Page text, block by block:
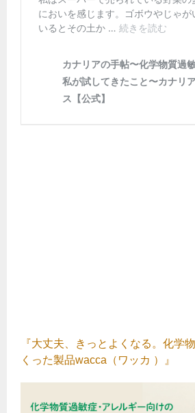
『大丈夫、きっとよくなる。化学
くった製品wacca（ワッカ ）』